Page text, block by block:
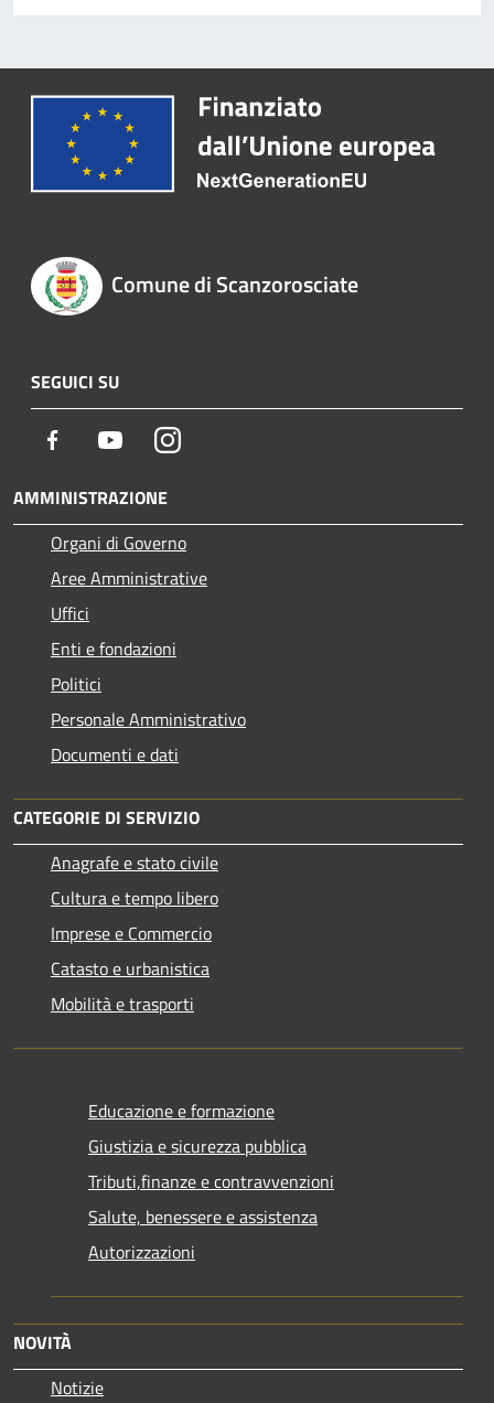
Comune di Scanzorosciate
SEGUICI SU
Facebook YoutubeInstagram
AMMINISTRAZIONE
Organi di Governo
Aree Amministrative
Uffici
Enti e fondazioni
Politici
Personale Amministrativo
Documenti e dati
CATEGORIE DI SERVIZIO
Anagrafe e stato civile
Cultura e tempo libero
Imprese e Commercio
Catasto e urbanistica
Mobilità e trasporti
Educazione e formazione
Giustizia e sicurezza pubblica
Tributi,finanze e contravvenzioni
Salute, benessere e assistenza
Autorizzazioni
NOVITÀ
Notizie